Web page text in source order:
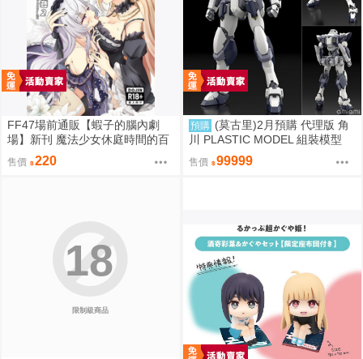
FF47場前通販【蝦子的腦內劇
場】新刊 魔法少女休庭時間的百
合花藝2 魔法少女的魔女裁判 蝦
子 Ebiko［箱庭交響曲-通販］
售價 220
預購 (莫古里)2月預購 代理版 角
川 PLASTIC MODEL 組裝模型
驚爆危機 1/48 強弩兵 一般版 免
訂金
售價 99999
限制級商品
18